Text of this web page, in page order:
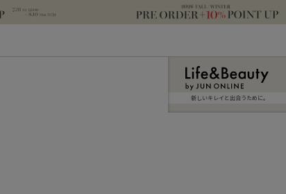
新しいキレイと出合うために。